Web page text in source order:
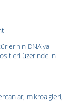
DNA'ya
üzerinde in
mikroalgleri,